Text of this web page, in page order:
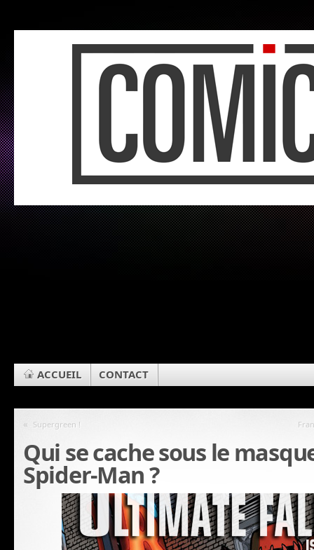
ACCUEIL CONTACT
« Supergreen !
Qui se cache sous le
Spider-Man ?